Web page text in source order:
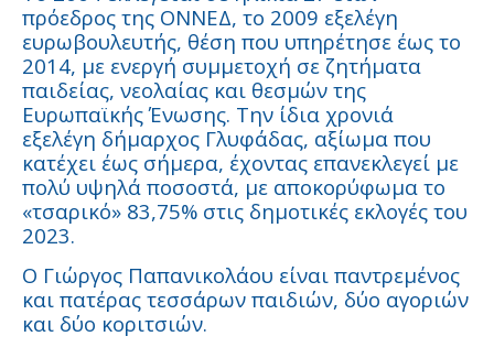
πρόεδρος της ΟΝΝΕΔ, το 2009 εξελέγη
ευρωβουλευτής, θέση που υπηρέτησε έως το
2014, με ενεργή συμμετοχή σε ζητήματα
παιδείας, νεολαίας και θεσμών της
Ευρωπαϊκής Ένωσης. Την ίδια χρονιά
εξελέγη δήμαρχος Γλυφάδας, αξίωμα που
κατέχει έως σήμερα, έχοντας επανεκλεγεί με
πολύ υψηλά ποσοστά, με αποκορύφωμα το
«τσαρικό» 83,75% στις δημοτικές εκλογές του
2023.
Ο Γιώργος Παπανικολάου είναι παντρεμένος
και πατέρας τεσσάρων παιδιών, δύο αγοριών
και δύο κοριτσιών.